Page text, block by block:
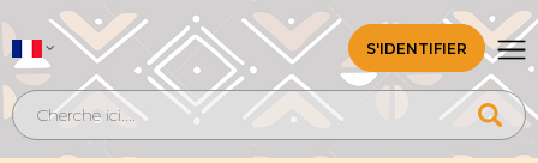
S'IDENTIFIER